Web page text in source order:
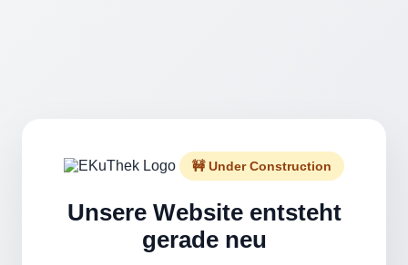
🚧 Under Construction
Unsere Website entsteht
gerade neu